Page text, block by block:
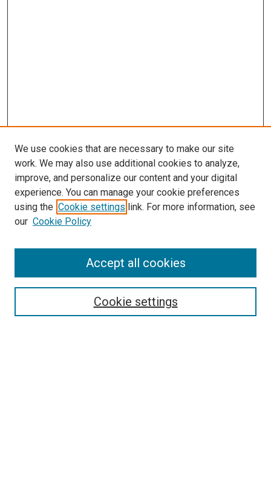
We use cookies that are necessary to make our site
work. We may also use additional cookies to analyze,
improve, and personalize our content and your digital
experience. You can manage your cookie preferences
using the Cookie settings link. For more information, see
our Cookie Policy
Cookie settings
Accept all cookies